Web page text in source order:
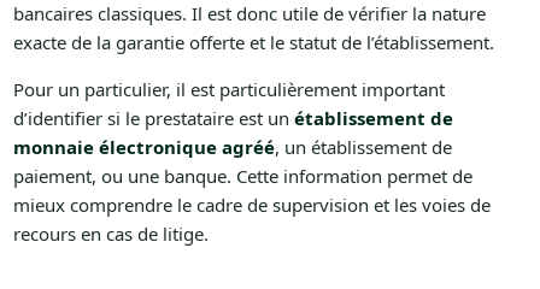
bancaires classiques. Il est donc utile de vérifier la nature
exacte de la garantie offerte et le statut de l’établissement.
Pour un particulier, il est particulièrement important
d’identifier si le prestataire est un établissement de
monnaie électronique agréé, un établissement de
paiement, ou une banque. Cette information permet de
mieux comprendre le cadre de supervision et les voies de
recours en cas de litige.